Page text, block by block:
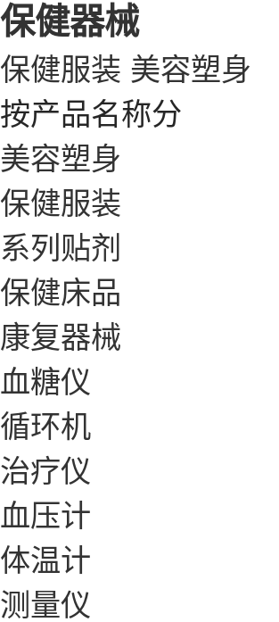
保健器械
保健服装 美容塑身
按产品名称分
美容塑身
保健服装
系列贴剂
保健床品
康复器械
血糖仪
循环机
治疗仪
血压计
体温计
测量仪